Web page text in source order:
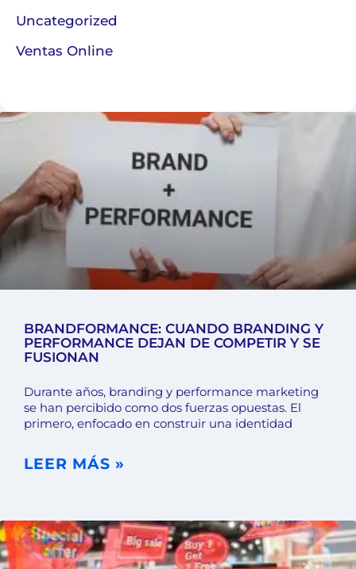
Uncategorized
Ventas Online
BRANDFORMANCE: CUANDO BRANDING Y
PERFORMANCE DEJAN DE COMPETIR Y SE
FUSIONAN
Durante años, branding y performance marketing
se han percibido como dos fuerzas opuestas. El
primero, enfocado en construir una identidad
LEER MÁS »